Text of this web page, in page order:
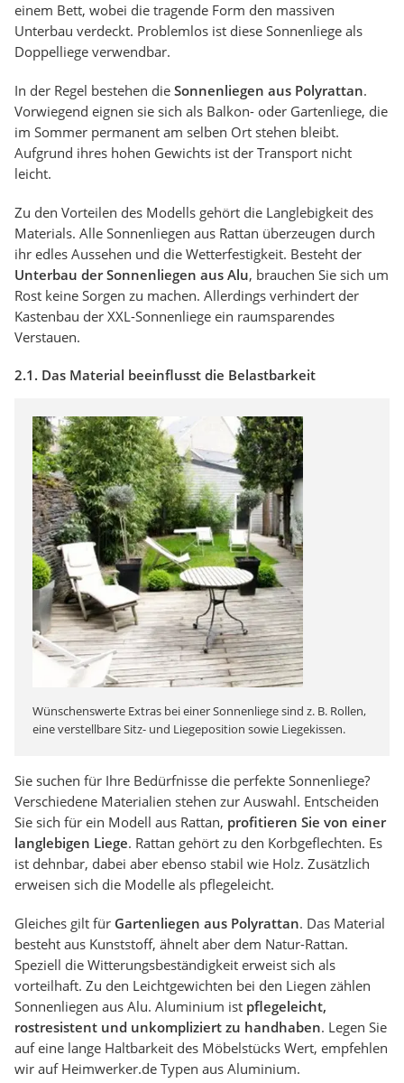
einem Bett, wobei die tragende Form den massiven
Unterbau verdeckt. Problemlos ist diese Sonnenliege als
Doppelliege verwendbar.
In der Regel bestehen die Sonnenliegen aus Polyrattan.
Vorwiegend eignen sie sich als Balkon- oder Gartenliege, die
im Sommer permanent am selben Ort stehen bleibt.
Aufgrund ihres hohen Gewichts ist der Transport nicht
leicht.
Zu den Vorteilen des Modells gehört die Langlebigkeit des
Materials. Alle Sonnenliegen aus Rattan überzeugen durch
ihr edles Aussehen und die Wetterfestigkeit. Besteht der
Unterbau der Sonnenliegen aus Alu, brauchen Sie sich um
Rost keine Sorgen zu machen. Allerdings verhindert der
Kastenbau der XXL-Sonnenliege ein raumsparendes
Verstauen.
2.1. Das Material beeinflusst die Belastbarkeit
Wünschenswerte Extras bei einer Sonnenliege sind z. B. Rollen,
eine verstellbare Sitz- und Liegeposition sowie Liegekissen.
Sie suchen für Ihre Bedürfnisse die perfekte Sonnenliege?
Verschiedene Materialien stehen zur Auswahl. Entscheiden
Sie sich für ein Modell aus Rattan, profitieren Sie von einer
langlebigen Liege. Rattan gehört zu den Korbgeflechten. Es
ist dehnbar, dabei aber ebenso stabil wie Holz. Zusätzlich
erweisen sich die Modelle als pflegeleicht.
Gleiches gilt für Gartenliegen aus Polyrattan. Das Material
besteht aus Kunststoff, ähnelt aber dem Natur-Rattan.
Speziell die Witterungsbeständigkeit erweist sich als
vorteilhaft. Zu den Leichtgewichten bei den Liegen zählen
Sonnenliegen aus Alu. Aluminium ist pflegeleicht,
rostresistent und unkompliziert zu handhaben. Legen Sie
auf eine lange Haltbarkeit des Möbelstücks Wert, empfehlen
wir auf Heimwerker.de Typen aus Aluminium.